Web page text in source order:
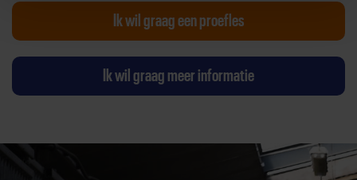
Ik wil graag een proefles
Ik wil graag meer informatie